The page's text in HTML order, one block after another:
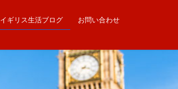
イギリス生活ブログ お問い合わせ